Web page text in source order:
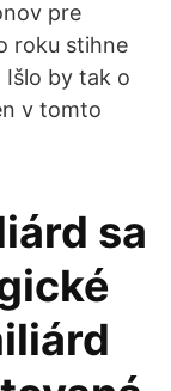
pre
roku stihne
Išlo by tak o
v tomto
sa